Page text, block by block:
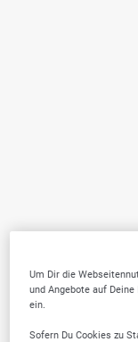
Um Dir die
und Angebote auf
ein.
Sofern Du Cookies zu